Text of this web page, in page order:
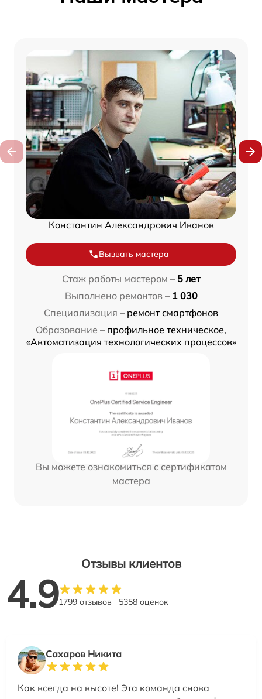
Константин Александрович Иванов
Вызвать мастера
Стаж работы мастером – 5 лет
Выполнено ремонтов – 1 030
Специализация – ремонт смартфонов
Образование – профильное техническое,
«Автоматизация технологических процессов»
Вы можете ознакомиться с сертификатом
мастера
Отзывы клиентов
4.91799 отзывов 5358 оценок
Сахаров Никита
Как всегда на высоте! Эта команда снова